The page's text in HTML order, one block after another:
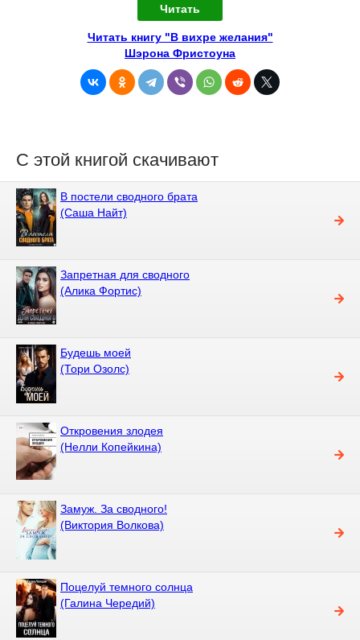
Читать
Читать книгу "В вихре желания"
Шэрона Фристоуна
С этой книгой скачивают
В постели сводного брата
(Саша Найт)
Запретная для сводного
(Алика Фортис)
Будешь моей
(Тори Озолс)
Откровения злодея
(Нелли Копейкина)
Замуж. За сводного!
(Виктория Волкова)
Поцелуй темного солнца
(Галина Чередий)